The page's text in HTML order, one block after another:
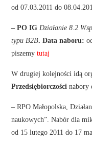
od 07.03.2011 do
– PO IG Działanie 8.2
typu B2B. Data naboru:
piszemytutaj
W drugiej kolejności idą
Przedsiębiorczości nabory
– RPO Małopolska,
naukowych”. Nabór dla
od 15 lutego 2011 do 17